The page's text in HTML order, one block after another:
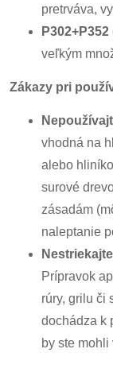
pretrváva,
veľkým
Zákazy pri
vhodná na
alebo
surové
zásadám
naleptanie
Prípravok
rúry, grilu či
dochádza k
by ste